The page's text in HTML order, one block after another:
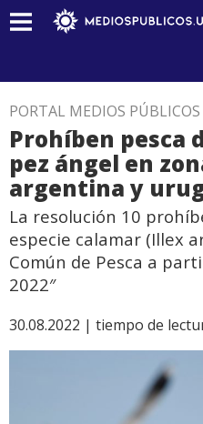
PORTAL MEDIOS PÚBLICOS
Prohíben pesca
pez ángel en
argentina y
La resolución 10
especie calamar (Illex
Común de Pesca a
2022″
30.08.2022 | tiempo de